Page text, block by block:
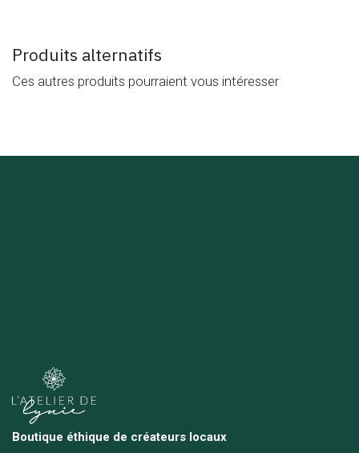
Produits alternatifs
Ces autres produits pourraient vous intéresser
Boutique éthique de créateurs locaux